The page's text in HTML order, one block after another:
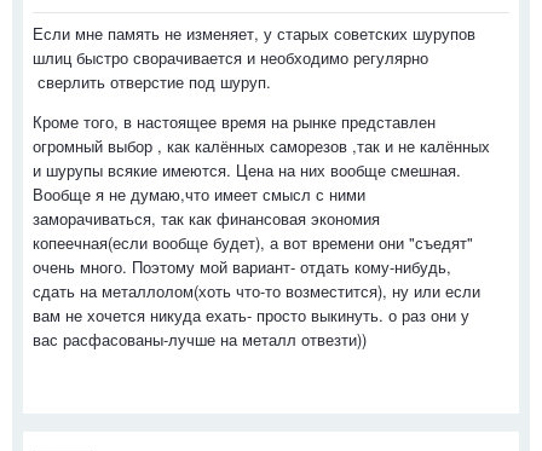
Если мне память не изменяет, у старых советских шурупов
шлиц быстро сворачивается и необходимо регулярно
сверлить отверстие под шуруп.
Кроме того, в настоящее время на рынке представлен
огромный выбор , как калённых саморезов ,так и не калённых
и шурупы всякие имеются. Цена на них вообще смешная.
Вообще я не думаю,что имеет смысл с ними
заморачиваться, так как финансовая экономия
копеечная(если вообще будет), а вот времени они "съедят"
очень много. Поэтому мой вариант- отдать кому-нибудь,
сдать на металлолом(хоть что-то возместится), ну или если
вам не хочется никуда ехать- просто выкинуть. о раз они у
вас расфасованы-лучше на металл отвезти))